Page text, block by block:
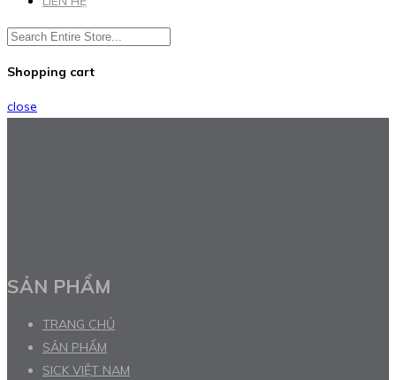
Shopping cart
close
SẢN PHẨM
TRANG CHỦ
SẢN PHẨM
SICK VIỆT NAM